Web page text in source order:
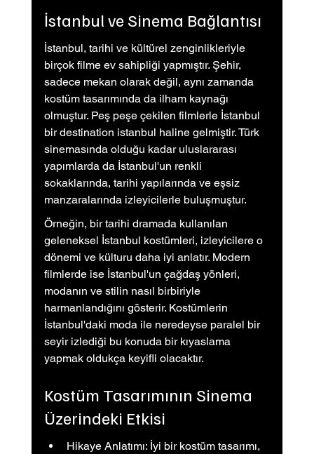
İstanbul ve Sinema Bağlantısı
İstanbul, tarihi ve kültürel zenginlikleriyle
birçok filme ev sahipliği yapmıştır. Şehir,
sadece mekan olarak değil, aynı zamanda
kostüm tasarımında da ilham kaynağı
olmuştur. Peş peşe çekilen filmlerle İstanbul
bir destination istanbul haline gelmiştir. Türk
sinemasında olduğu kadar uluslararası
yapımlarda da İstanbul'un renkli
sokaklarında, tarihi yapılarında ve eşsiz
manzaralarında izleyicilerle buluşmuştur.
Örneğin, bir tarihi dramada kullanılan
geleneksel İstanbul kostümleri, izleyicilere o
dönemi ve külturu daha iyi anlatır. Modern
filmlerde ise İstanbul'un çağdaş yönleri,
modanın ve stilin nasıl birbiriyle
harmanlandığını gösterir. Kostümlerin
İstanbul'daki moda ile neredeyse paralel bir
seyir izlediği bu konuda bir kıyaslama
yapmak oldukça keyifli olacaktır.
Kostüm Tasarımının Sinema
Üzerindeki Etkisi
Hikaye Anlatımı: İyi bir kostüm tasarımı,